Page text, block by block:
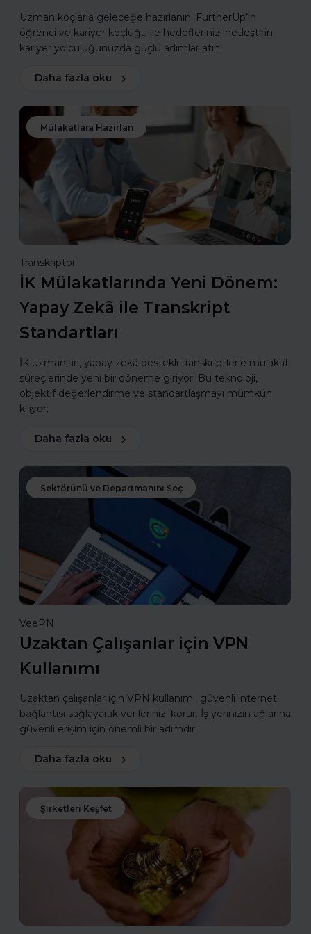
Uzman koçlarla geleceğe hazırlanın. FurtherUp’ın
öğrenci ve kariyer koçluğu ile hedeflerinizi netleştirin,
kariyer yolculuğunuzda güçlü adımlar atın.
Daha fazla oku
Mülakatlara Hazırlan
Transkriptor
İK Mülakatlarında Yeni Dönem:
Yapay Zekâ ile Transkript
Standartları
İK uzmanları, yapay zekâ destekli transkriptlerle mülakat
süreçlerinde yeni bir döneme giriyor. Bu teknoloji,
objektif değerlendirme ve standartlaşmayı mümkün
kılıyor.
Daha fazla oku
Sektörünü ve Departmanını Seç
VeePN
Uzaktan Çalışanlar için VPN
Kullanımı
Uzaktan çalışanlar için VPN kullanımı, güvenli internet
bağlantısı sağlayarak verilerinizi korur. İş yerinizin ağlarına
güvenli erişim için önemli bir adımdır.
Daha fazla oku
Şirketleri Keşfet